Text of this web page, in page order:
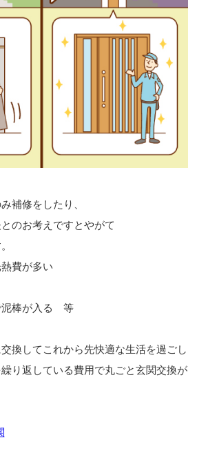
補修をしたり、
のお考えですとやがて
費が多い
泥棒が入る 等
換してこれから先快適な生活を過ごし
り返している費用で丸ごと玄関交換が